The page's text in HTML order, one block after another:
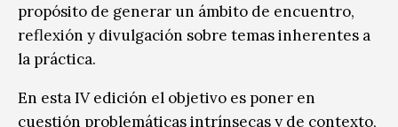
propósito de generar un ámbito de encuentro,
reflexión y divulgación sobre temas inherentes a
la práctica.
En esta IV edición el objetivo es poner en
cuestión problemáticas intrínsecas y de contexto,